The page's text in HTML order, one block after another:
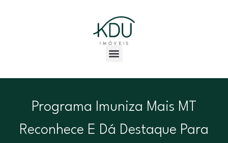
Programa Imuniza Mais MT
Reconhece E Dá Destaque Para